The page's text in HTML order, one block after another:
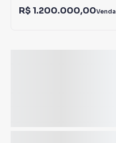
R$ 1.200.000,00Venda